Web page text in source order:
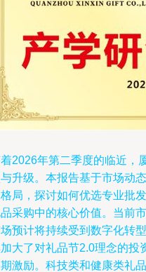
2026年第二季度的临近，
升级。本报告基于市场动
局，探讨如何优选专业批
采购中的核心价值。当前
预计将持续受到数字化转
大了对礼品节2.0理念的投
激励。科技类和健康类礼